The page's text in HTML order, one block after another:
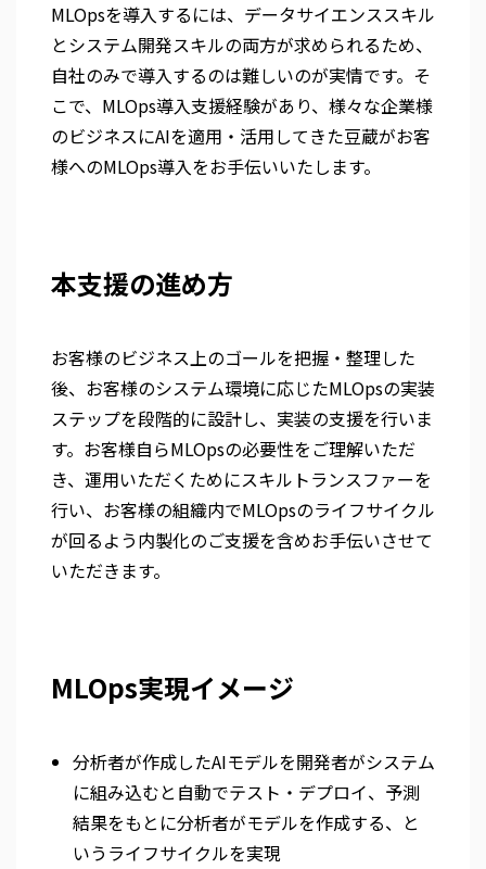
MLOpsを導入するには、データサイエンススキル
とシステム開発スキルの両方が求められるため、
自社のみで導入するのは難しいのが実情です。そ
こで、MLOps導入支援経験があり、様々な企業様
のビジネスにAIを適用・活用してきた豆蔵がお客
様へのMLOps導入をお手伝いいたします。
本支援の進め方
お客様のビジネス上のゴールを把握・整理した
後、お客様のシステム環境に応じたMLOpsの実装
ステップを段階的に設計し、実装の支援を行いま
す。お客様自らMLOpsの必要性をご理解いただ
き、運用いただくためにスキルトランスファーを
行い、お客様の組織内でMLOpsのライフサイクル
が回るよう内製化のご支援を含めお手伝いさせて
いただきます。
MLOps実現イメージ
分析者が作成したAIモデルを開発者がシステム
に組み込むと自動でテスト・デプロイ、予測
結果をもとに分析者がモデルを作成する、と
いうライフサイクルを実現